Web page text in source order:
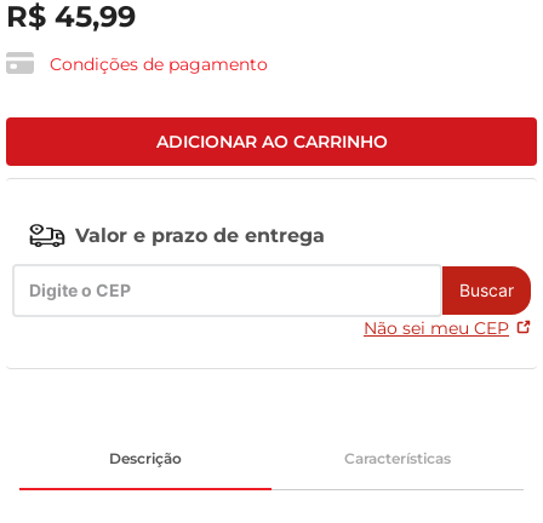
R$ 45,99
Condições de pagamento
ADICIONAR AO CARRINHO
Valor e prazo de entrega
Buscar
Não sei meu CEP
Descrição Características
leite
tv
leite pó